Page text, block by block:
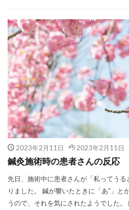
2023年2月11日 2023年2月11日
鍼灸施術時の患者さんの反応
先日、施術中に患者さんが「私ってう
りました。 鍼が響いたときに「あ”」と
うので、それを気にされたようでした